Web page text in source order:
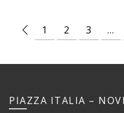
1 2 3 …
PIAZZA ITALIA –